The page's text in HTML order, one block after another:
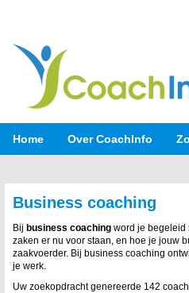
Home Over CoachInfo
Business coaching
Bij business coaching word je begeleid
zaken er nu voor staan, en hoe je jouw
zaakvoerder. Bij business coaching
je werk.
Uw zoekopdracht genereerde 142